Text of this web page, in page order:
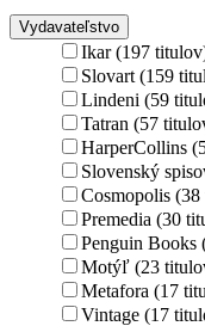
Vydavateľstvo
Ikar (197
Slovart (159
Lindeni (59
Tatran (57
HarperCollins
Slovenský
Cosmopolis
Premedia (30
Penguin Books
Motýľ (23
Metafora (17
Vintage (17